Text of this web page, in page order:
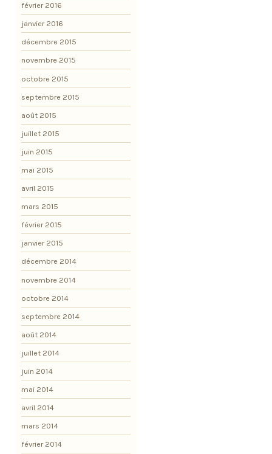
février 2016
janvier 2016
décembre 2015
novembre 2015
octobre 2015
septembre 2015
août 2015
juillet 2015
juin 2015
mai 2015
avril 2015
mars 2015
février 2015
janvier 2015
décembre 2014
novembre 2014
octobre 2014
septembre 2014
août 2014
juillet 2014
juin 2014
mai 2014
avril 2014
mars 2014
février 2014